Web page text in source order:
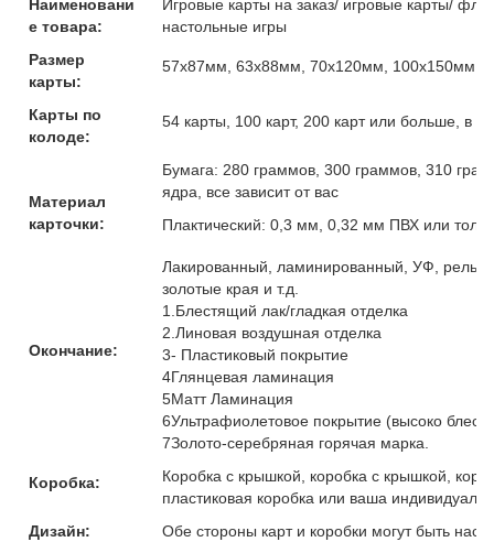
Наименовани
е товара:
Игровые карты на заказ/ игровые карты/
настольные игры
Размер
карты:
57x87мм, 63x88мм, 70x120мм, 100x150мм
Карты по
колоде:
54 карты, 100 карт, 200 карт или больше, в
Материал
карточки:
Бумага: 280 граммов, 300 граммов, 310
ядра, все зависит от вас
Плактический: 0,3 мм, 0,32 мм ПВХ или
Окончание:
Лакированный, ламинированный, УФ,
золотые края и т.д.
1.Блестящий лак/гладкая отделка
2.Линовая воздушная отделка
3- Пластиковый покрытие
4Глянцевая ламинация
5Матт Ламинация
6Ультрафиолетовое покрытие (высоко
7Золото-серебряная горячая марка.
Коробка:
Коробка с крышкой, коробка с крышкой,
пластиковая коробка или ваша
Дизайн:
Обе стороны карт и коробки могут быть